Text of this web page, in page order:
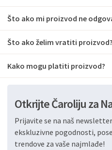
Što ako mi proizvod ne
Što ako želim vratiti proizvod?
Kako mogu platiti proizvod?
Otkrijte Čaroliju za
Prijavite se na naš
ekskluzivne pogodnosti,
trendove za vaše najmlađe!